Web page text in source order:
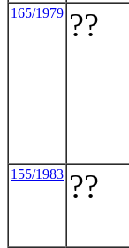
165/1979 ??
155/1983 ??